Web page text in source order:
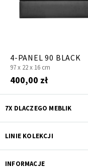
4-PANEL 90 BLACK
97 x 22 x 16 cm
400,00 zł
7X DLACZEGO MEBLIK
LINIE KOLEKCJI
INFORMACJE